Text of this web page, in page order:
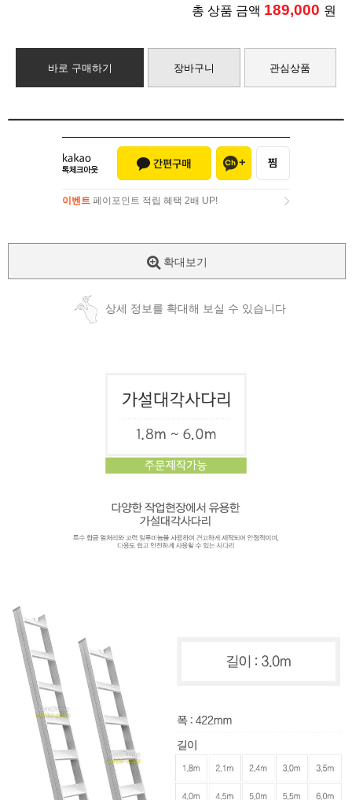
총 상품 금액 189,000 원
바로 구매하기 장바구니 관심상품
이벤트 페이포인트 적립 혜택 2배 UP!
확대보기
상세 정보를 확대해 보실 수 있습니다